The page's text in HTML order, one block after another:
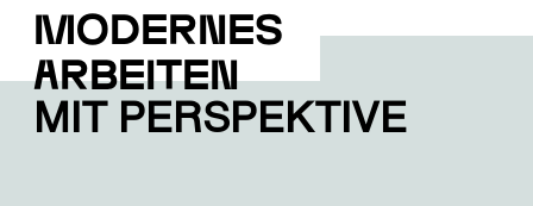
Modernes
Arbeiten
MIT PERSPEKTIVE